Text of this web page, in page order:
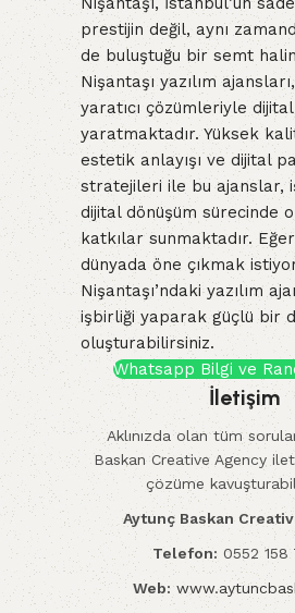
prestijin değil, aynı
de buluştuğu bir semt
Nişantaşı yazılım
yaratıcı çözümleriyle
yaratmaktadır. Yüksek
estetik anlayışı ve dijital
stratejileri ile bu ajanslar,
dijital dönüşüm sürecinde
katkılar sunmaktadır.
dünyada öne çıkmak
Nişantaşı’ndaki yazılım
işbirliği yaparak güçlü bir
oluşturabilirsiniz.
Whatsapp Bilgi ve
İletişim
Aklınızda olan tüm
Baskan Creative Agency
çözüme
Aytunç Baskan
Telefon: 0552 158
Web: